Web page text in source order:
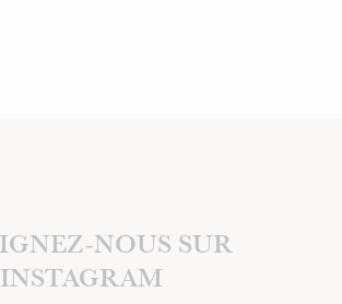
NOUS SUR
INSTAGRAM